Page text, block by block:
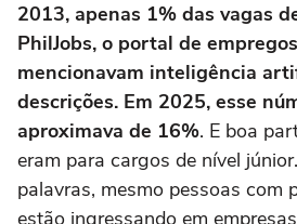
2013, apenas 1% das vagas
PhilJobs, o portal de
mencionavam inteligência
descrições. Em 2025, esse
aproximava de 16%. E boa
eram para cargos de nível
palavras, mesmo pessoas com
estão ingressando em